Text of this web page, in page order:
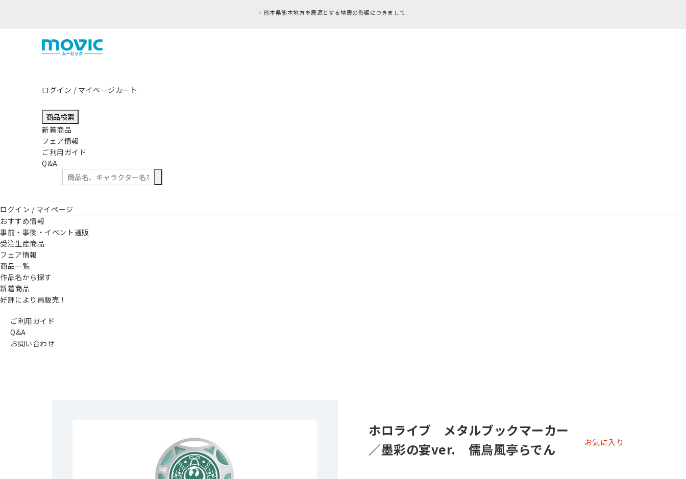
ログイン / マイページカート
商品検索
新着商品
フェア情報
ご利用ガイド
Q&A
ログイン / マイページ
おすすめ情報
事前・事後・イベント通販
受注生産商品
フェア情報
商品一覧
作品名から探す
新着商品
好評により再販売！
ご利用ガイド
Q&A
お問い合わせ
ホロライブ メタルブックマーカー
／墨彩の宴ver. 儒烏風亭らでん
お気に入り